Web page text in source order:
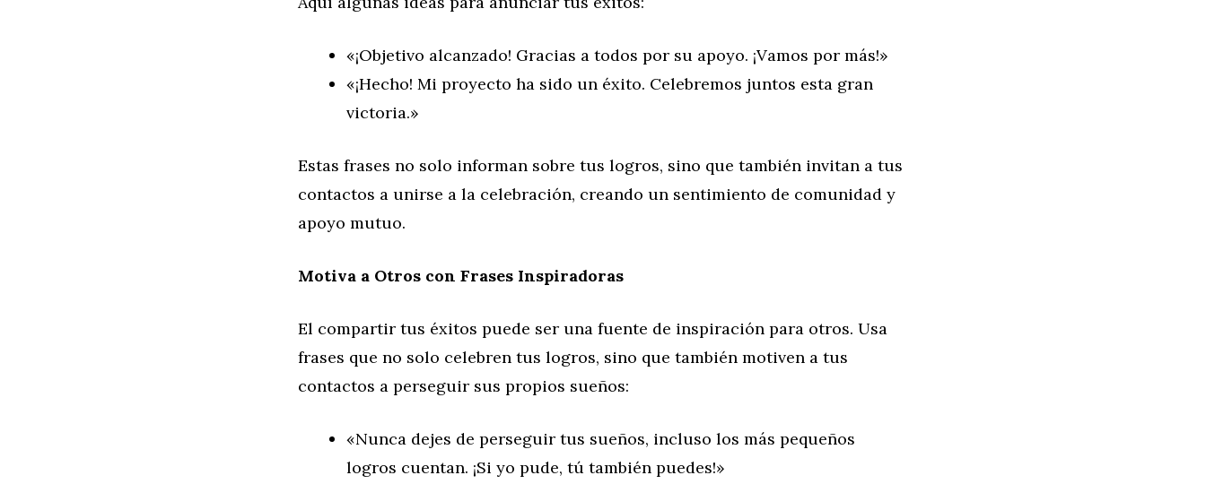
«¡Objetivo alcanzado! Gracias a todos por su apoyo. ¡Vamos por más!»
«¡Hecho! Mi proyecto ha sido un éxito. Celebremos juntos esta gran
victoria.»
Estas frases no solo informan sobre tus logros, sino que también invitan a tus
contactos a unirse a la celebración, creando un sentimiento de comunidad y
apoyo mutuo.
Motiva a Otros con Frases Inspiradoras
El compartir tus éxitos puede ser una fuente de inspiración para otros. Usa
frases que no solo celebren tus logros, sino que también motiven a tus
contactos a perseguir sus propios sueños:
«Nunca dejes de perseguir tus sueños, incluso los más pequeños
logros cuentan. ¡Si yo pude, tú también puedes!»